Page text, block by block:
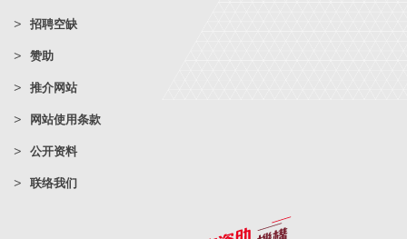
招聘空缺
赞助
推介网站
网站使用条款
公开资料
联络我们